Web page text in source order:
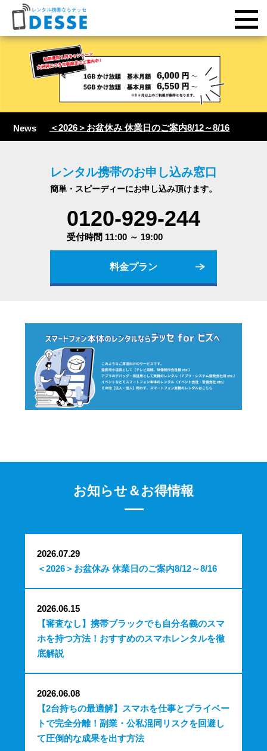
News ＜2026＞お盆休み 休業日のご案内8/12～8/16
レンタル携帯のお申し込み窓口
簡単・スピーディーにお申し込み頂けます。
0120-929-244
受付時間 11:00 ～ 19:00
料金プラン
お知らせ＆お得情報
2026.07.29
＜2026＞お盆休み 休業日のご案内8/12～8/16
2026.06.15
【審査なし】携帯ブラックでも自分名義のスマ
ホを持つ方法！おすすめのスマホレンタルを徹
底解説
2026.06.08
【2台持ちの最適解】スマホを仕事とプライベー
トで完全分離！副業・公私混同リスクを回避し
て圧倒的な成果を出す方法